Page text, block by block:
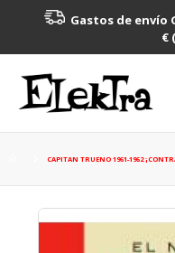
Gastos de envío
€
CAPITAN TRUENO 1961-1962
Saltar